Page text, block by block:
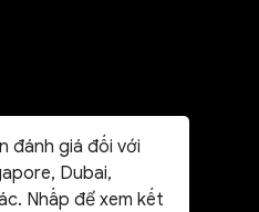
đánh giá đối với
Dubai,
Nhấp để xem kết